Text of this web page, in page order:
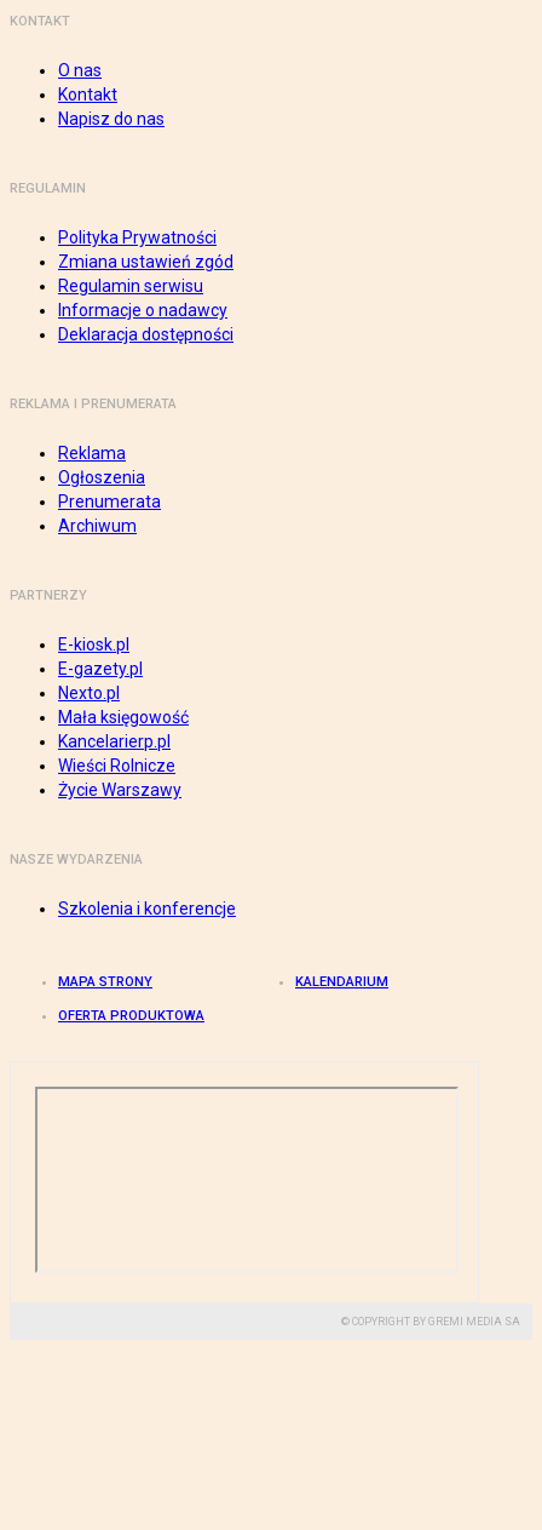
KONTAKT
O nas
Kontakt
Napisz do nas
REGULAMIN
Polityka Prywatności
Zmiana ustawień zgód
Regulamin serwisu
Informacje o nadawcy
Deklaracja dostępności
REKLAMA I PRENUMERATA
Reklama
Ogłoszenia
Prenumerata
Archiwum
PARTNERZY
E-kiosk.pl
E-gazety.pl
Nexto.pl
Mała księgowość
Kancelarierp.pl
Wieści Rolnicze
Życie Warszawy
NASZE WYDARZENIA
Szkolenia i konferencje
MAPA STRONY KALENDARIUM
OFERTA PRODUKTOWA
© COPYRIGHT BY GREMI MEDIA SA